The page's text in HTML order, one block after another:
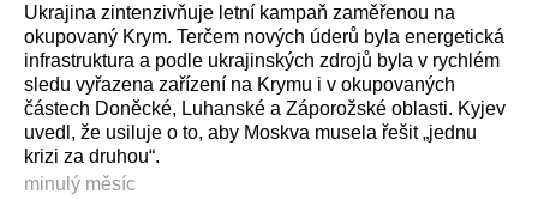
Ukrajina zintenzivňuje letní kampaň zaměřenou na
okupovaný Krym. Terčem nových úderů byla energetická
infrastruktura a podle ukrajinských zdrojů byla v rychlém
sledu vyřazena zařízení na Krymu i v okupovaných
částech Doněcké, Luhanské a Záporožské oblasti. Kyjev
uvedl, že usiluje o to, aby Moskva musela řešit „jednu
krizi za druhou“.
minulý měsíc